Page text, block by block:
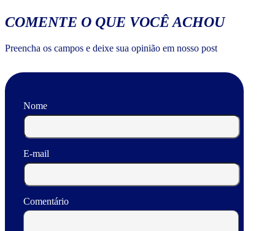
COMENTE O QUE VOCÊ ACHOU
Preencha os campos e deixe sua opinião em nosso post
Nome
E-mail
Comentário